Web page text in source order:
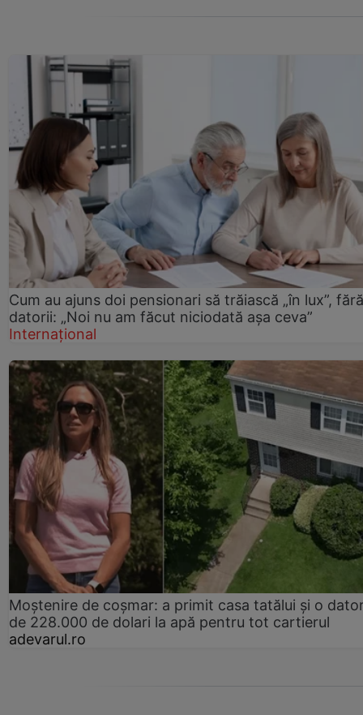
Cum au ajuns doi pensionari să trăiască „în lux”, fără
datorii: „Noi nu am făcut niciodată așa ceva”
Internațional
Moștenire de coșmar: a primit casa tatălui și o
de 228.000 de dolari la apă pentru tot cartierul
adevarul.ro